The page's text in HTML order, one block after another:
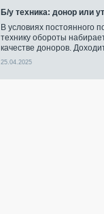
Б/у техника: донор или
В условиях постоянного
технику обороты
качестве доноров.
25.04.2025